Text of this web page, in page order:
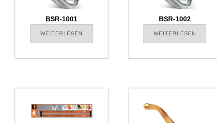
BSR-1001
WEITERLESEN
BSR-1002
WEITERLESEN